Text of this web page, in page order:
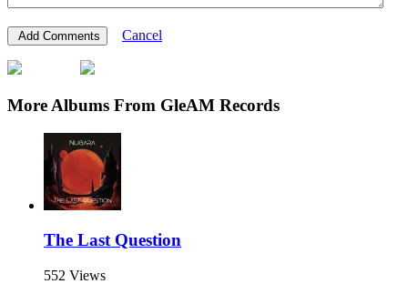
Cancel
More Albums From GleAM Records
The Last Question
552 Views